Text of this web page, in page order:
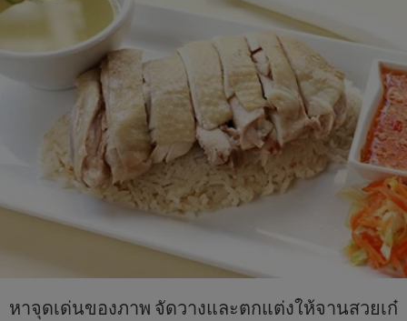
หาจุดเด่นของภาพ จัดวางและตกแต่งให้จานสวยเก๋